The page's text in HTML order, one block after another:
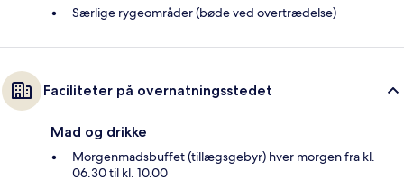
Særlige rygeområder (bøde ved overtrædelse)
Faciliteter på overnatningsstedet
Mad og drikke
Morgenmadsbuffet (tillægsgebyr) hver morgen fra kl.
06.30 til kl. 10.00